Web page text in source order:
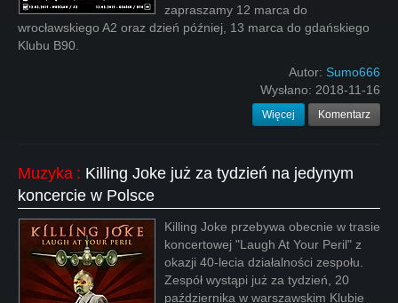
zapraszamy 12 marca do
wrocławskiego A2 oraz dzień później, 13 marca do gdańskiego
Klubu B90.
Autor: Sumo666
Wysłano: 2018-11-16
Więcej Komentarz
Muzyka : Killing Joke już za tydzień na jedynym
koncercie w Polsce
Killing Joke przebywa obecnie w trasie
koncertowej "Laugh At Your Peril" z
okazji 40-lecia działalności zespołu.
Zespół wystąpi już za tydzień, 20
października w warszawskim Klubie